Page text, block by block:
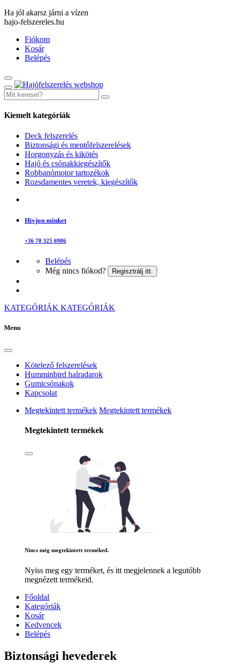
Ha jól akarsz járni a vízen
hajo-felszereles.hu
Fiókom
Kosár
Belépés
Kiemelt kategóriák
Deck felszerelés
Biztonsági és mentőfelszerelések
Horgonyzás és kikötés
Hajó és csónakkiegészítők
Robbanómotor tartozékok
Rozsdamentes veretek, kiegészítők
Hívjon minket
+36 70 325 6986
Belépés
Még nincs fiókod?
Regisztrálj itt.
KATEGÓRIÁK KATEGÓRIÁK
Menu
Kötelező felszerelések
Humminbird halradarok
Gumicsónakok
Kapcsolat
Megtekintett termékek Megtekintett termékek
Megtekintett termékek
Nincs még megtekintett terméked.
Nyiss meg egy terméket, és itt megjelennek a legutóbb
megnézett termékeid.
Főoldal
Kategóriák
Kosár
Kedvencek
Belépés
Biztonsági hevederek